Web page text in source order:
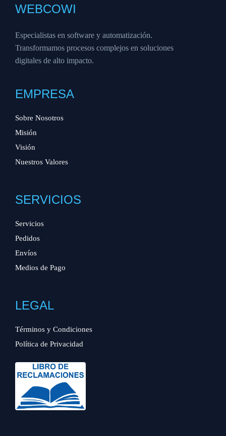
WEBCOWI
Especialistas en software y automatización.
Transformamos procesos complejos en soluciones
digitales de alto impacto.
EMPRESA
Sobre Nosotros
Misión
Visión
Nuestros Valores
SERVICIOS
Servicios
Pedidos
Envíos
Medios de Pago
LEGAL
Términos y Condiciones
Política de Privacidad